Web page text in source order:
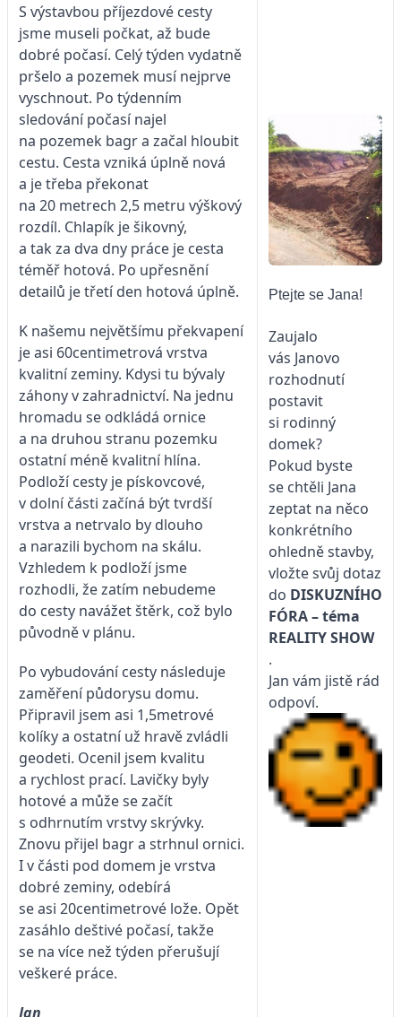
S výstavbou příjezdové cesty
jsme museli počkat, až bude
dobré počasí. Celý týden vydatně
pršelo a pozemek musí nejprve
vyschnout. Po týdenním
sledování počasí najel
na pozemek bagr a začal hloubit
cestu. Cesta vzniká úplně nová
a je třeba překonat
na 20 metrech 2,5 metru výškový
rozdíl. Chlapík je šikovný,
a tak za dva dny práce je cesta
téměř hotová. Po upřesnění
detailů je třetí den hotová úplně.
K našemu největšímu překvapení
je asi 60centimetrová vrstva
kvalitní zeminy. Kdysi tu bývaly
záhony v zahradnictví. Na jednu
hromadu se odkládá ornice
a na druhou stranu pozemku
ostatní méně kvalitní hlína.
Podloží cesty je pískovcové,
v dolní části začíná být tvrdší
vrstva a netrvalo by dlouho
a narazili bychom na skálu.
Vzhledem k podloží jsme
rozhodli, že zatím nebudeme
do cesty navážet štěrk, což bylo
původně v plánu.
Po vybudování cesty následuje
zaměření půdorysu domu.
Připravil jsem asi 1,5metrové
kolíky a ostatní už hravě zvládli
geodeti. Ocenil jsem kvalitu
a rychlost prací. Lavičky byly
hotové a může se začít
s odhrnutím vrstvy skrývky.
Znovu přijel bagr a strhnul ornici.
I v části pod domem je vrstva
dobré zeminy, odebírá
se asi 20centimetrové lože. Opět
zasáhlo deštivé počasí, takže
se na více než týden přerušují
veškeré práce.
Jan
Ptejte se Jana!
Zaujalo
vás Janovo
rozhodnutí
postavit
si rodinný
domek?
Pokud byste
se chtěli Jana
zeptat na něco
konkrétního
ohledně stavby,
vložte svůj dotaz
do DISKUZNÍHO
FÓRA – téma
REALITY SHOW
.
Jan vám jistě rád
odpoví.